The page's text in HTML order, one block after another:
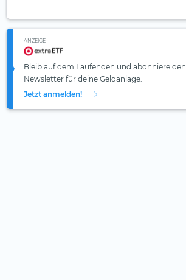
ANZEIGE
Bleib auf dem Laufenden und abonniere
Newsletter für deine Geldanlage.
Jetzt anmelden!